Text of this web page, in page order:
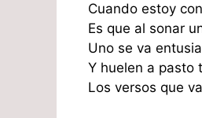
Cuando estoy
Es que al sonar
Uno se va
Y huelen a pasto
Los versos que